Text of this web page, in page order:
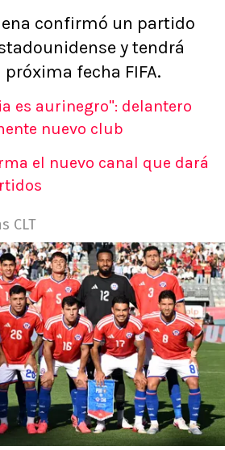
confirmó un partido
y tendrá
fecha FIFA.
es aurinegro": delantero
nuevo club
el nuevo canal que dará
CLT